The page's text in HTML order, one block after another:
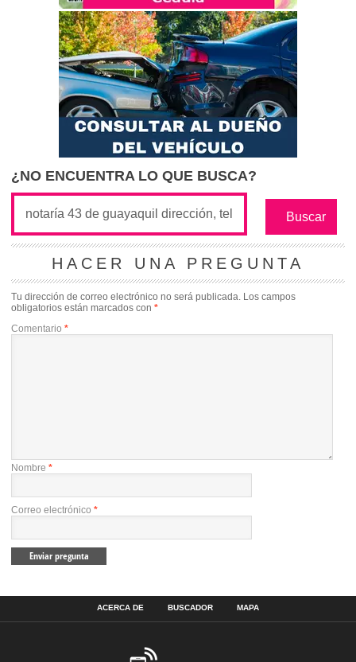
¿NO ENCUENTRA LO QUE BUSCA?
HACER UNA PREGUNTA
Tu dirección de correo electrónico no será publicada. Los campos
obligatorios están marcados con *
Comentario *
Nombre *
Correo electrónico *
ACERCA DE BUSCADOR MAPA